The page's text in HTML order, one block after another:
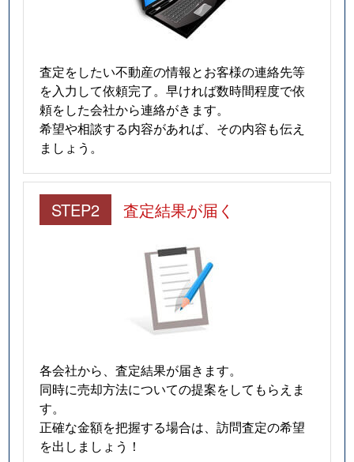
査定をしたい不動産の情報とお客様の連絡先等
を入力して依頼完了。早ければ数時間程度で依
頼をした会社から連絡がきます。
希望や相談する内容があれば、その内容も伝え
ましょう。
STEP2 査定結果が届く
各会社から、査定結果が届きます。
同時に売却方法についての提案をしてもらえま
す。
正確な金額を把握する場合は、訪問査定の希望
を出しましょう！